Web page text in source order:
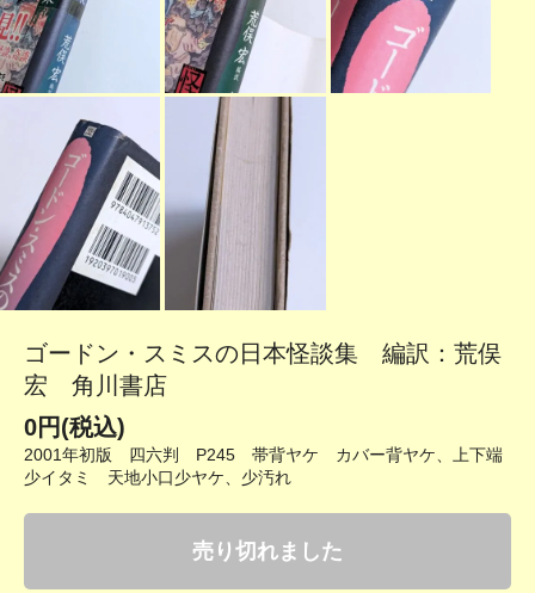
ゴードン・スミスの日本怪談集 編訳：荒俣
宏 角川書店
0円(税込)
2001年初版 四六判 P245 帯背ヤケ カバー背ヤケ、上下端
少イタミ 天地小口少ヤケ、少汚れ
売り切れました